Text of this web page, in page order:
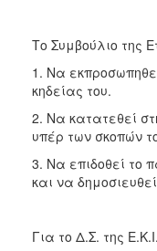
ΔΗΜΟΣ
ΠΟΛΙΤΙΣΜΟΣ
ΑΝΘΕΚΤΙΚΗ
ΠΟΛΗ
Το Συμβούλιο της
1. Να
κηδείας του.
2. Να κατατεθεί
υπέρ των σκοπών
3. Να επιδοθεί το
και να
Για το Δ.Σ. της